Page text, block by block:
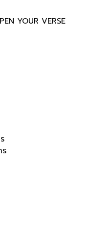
YOUR VERSE
ร